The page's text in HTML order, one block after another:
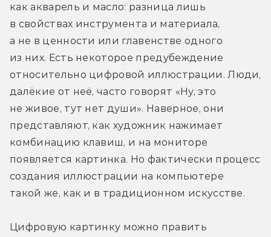
как акварель и масло: разница лишь
в свойствах инструмента и материала,
а не в ценности или главенстве одного
из них. Есть некоторое предубеждение
относительно цифровой иллюстрации. Люди,
далёкие от неё, часто говорят «Ну, это
не живое, тут нет души». Наверное, они
представляют, как художник нажимает
комбинацию клавиш, и на мониторе
появляется картинка. Но фактически процесс
создания иллюстрации на компьютере
такой же, как и в традиционном искусстве.
Цифровую картинку можно править